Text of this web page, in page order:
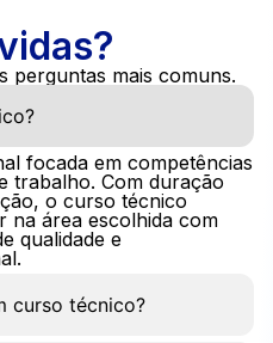
perguntas mais comuns.
focada em competências
trabalho. Com duração
o curso técnico
na área escolhida com
qualidade e
curso técnico?